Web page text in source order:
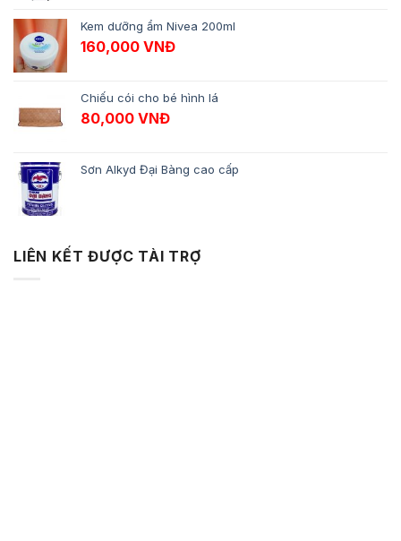
Kem dưỡng ẩm Nivea 200ml
160,000 VNĐ
Chiếu cói cho bé hình lá
80,000 VNĐ
Sơn Alkyd Đại Bàng cao cấp
LIÊN KẾT ĐƯỢC TÀI TRỢ